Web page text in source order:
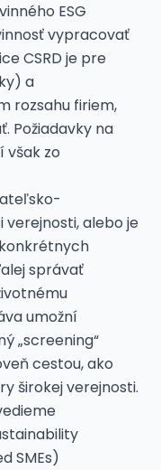
ESG
vypracovať
CSRD je pre
a
rozsahu firiem,
Požiadavky na
však zo
alebo je
správať
umožní
„screening“
cestou, ako
širokej verejnosti.
SMEs)